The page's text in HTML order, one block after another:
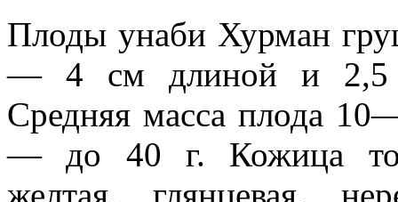
Плоды унаби Хурман
— 4 см длиной и 2,5
Средняя масса плода
— до 40 г. Кожица
желтая, глянцевая,